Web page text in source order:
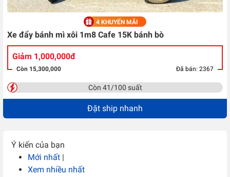
4 KHUYẾN MÃI
Xe đẩy bánh mì xôi 1m8 Cafe 15K bánh bò
Giảm 1,000,000đ
Còn 15,300,000 Đã bán: 2367
Còn 41/100 suất
Đặt ship nhanh
Ý kiến của bạn
Mới nhất |
Xem nhiều nhất